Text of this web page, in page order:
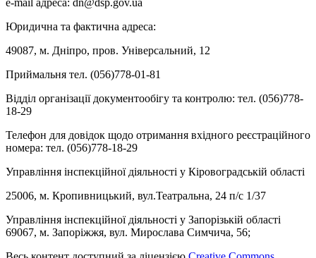
e-mail адреса: dn@dsp.gov.ua
Юридична та фактична адреса:
49087, м. Дніпро, пров. Універсальний, 12
Приймальня тел. (056)778-01-81
Відділ організації документообігу та контролю: тел. (056)778-
18-29
Телефон для довідок щодо отримання вхідного реєстраційного
номера: тел. (056)778-18-29
Управління інспекційної діяльності у Кіровоградській області
25006, м. Кропивницький, вул.Театральна, 24 п/с 1/37
Управління інспекційної діяльності у Запорізькій області
69067, м. Запоріжжя, вул. Мирослава Симчича, 56;